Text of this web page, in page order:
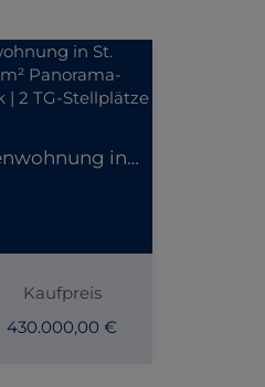
Großzügige 3-Zi-Terrassenwohnung in St. Gallenkirch | 88 m² Wfl. | 20,5 m² Panorama-Südwestterrasse mit Bergblick | 2 TG-Stellplätze | Fußbodenheizung
Kaufpreis
430.000,00 €